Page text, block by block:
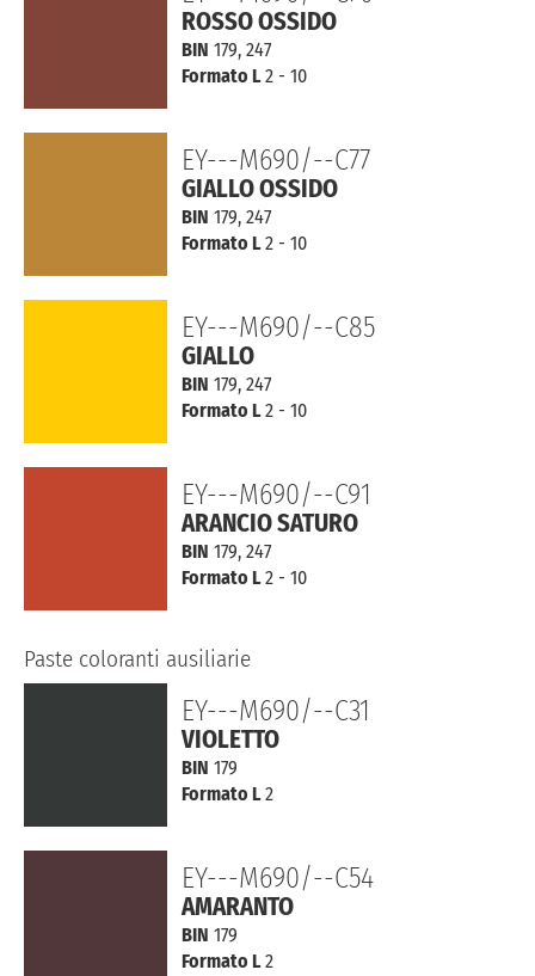
ROSSO OSSIDO
BIN 179, 247
Formato L2 - 10
EY---M690/--C77
GIALLO OSSIDO
BIN 179, 247
Formato L2 - 10
EY---M690/--C85
GIALLO
BIN 179, 247
Formato L2 - 10
EY---M690/--C91
ARANCIO SATURO
BIN 179, 247
Formato L2 - 10
Paste coloranti ausiliarie
EY---M690/--C31
VIOLETTO
BIN 179
Formato L2
EY---M690/--C54
AMARANTO
BIN 179
Formato L2